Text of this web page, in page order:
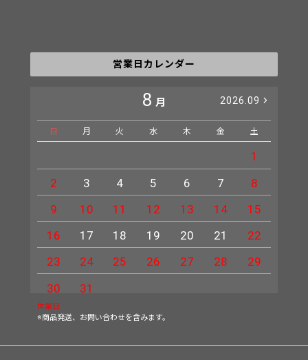
営業日カレンダー
8 月 2026.09
日 月 火 水 木 金 土
1
2
3 4 5 6 7
8
9
10 11 12 13 14
15
16
17 18 19 20 21
22
23
24 25 26 27 28
29
30
31
休業日
※商品発送、お問い合わせを含みます。